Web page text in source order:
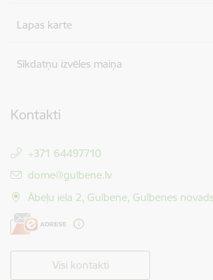
Lapas karte
Sīkdatņu izvēles maiņa
Kontakti
+371 64497710
E-pasts:
dome@gulbene.lv
Ābeļu iela 2, Gulbene, Gulbenes
Visi kontakti